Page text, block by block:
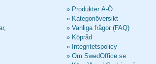
» Produkter A-Ö
» Kategoriöversikt
» Vanliga frågor (FAQ)
» Köpråd
» Integritetspolicy
» Om SwedOffice.se